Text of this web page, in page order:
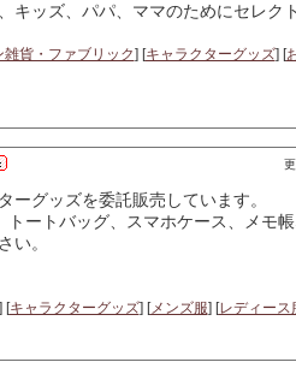
キッズ、パパ、ママのためにセレク
雑貨・ファブリック] [キャラクターグッズ] [
ーグッズを委託販売しています。
トートバッグ、スマホケース、メモ
い。
] [キャラクターグッズ] [メンズ服] [レディース